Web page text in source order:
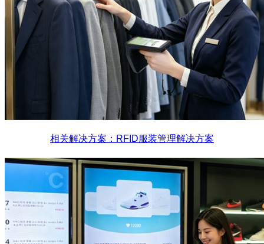
相关解决方案：RFID服装管理解决方案